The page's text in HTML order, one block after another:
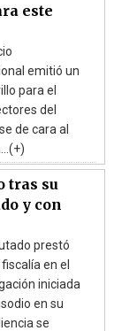
este
emitió un
para el
del
de cara al
tras su
y con
prestó
en el
iniciada
en su
se